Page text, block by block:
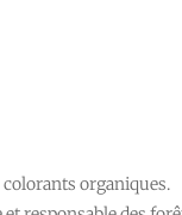
organiques.